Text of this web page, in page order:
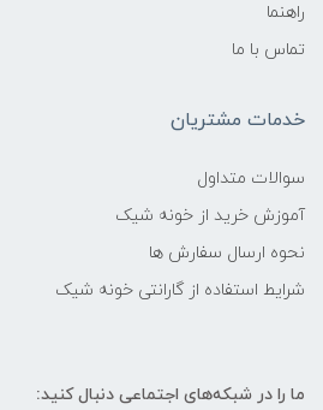
راهنما
تماس با ما
خدمات مشتریان
سوالات متداول
آموزش خرید از خونه شیک
نحوه ارسال سفارش ها
شرایط استفاده از گارانتی خونه شیک
ما را در شبکه‌های اجتماعی دنبال کنید: